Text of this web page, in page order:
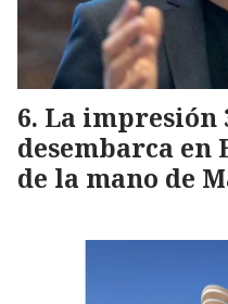
La impresión
desembarca en
de la mano de